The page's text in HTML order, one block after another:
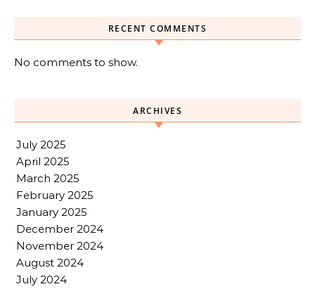
RECENT COMMENTS
No comments to show.
ARCHIVES
July 2025
April 2025
March 2025
February 2025
January 2025
December 2024
November 2024
August 2024
July 2024